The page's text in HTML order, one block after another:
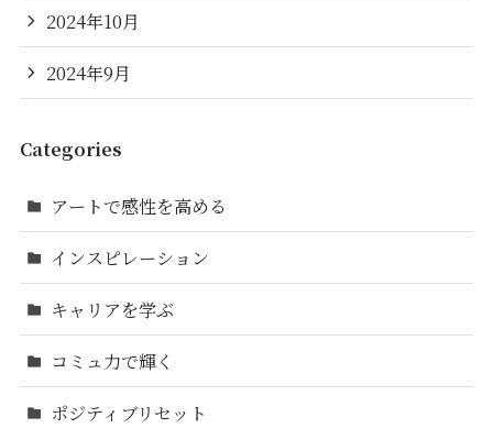
2024年10月
2024年9月
Categories
アートで感性を高める
インスピレーション
キャリアを学ぶ
コミュ力で輝く
ポジティブリセット